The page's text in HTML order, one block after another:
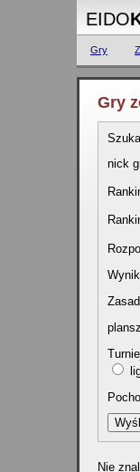
EIDO
Gry
Gry
nick
Nie